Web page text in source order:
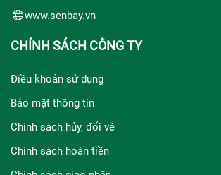
www.senbay.vn
CHÍNH SÁCH CÔNG TY
Điều khoản sử dụng
Bảo mật thông tin
Chính sách hủy, đổi vé
Chính sách hoàn tiền